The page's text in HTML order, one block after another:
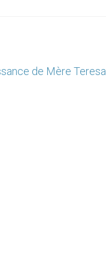
de Mère Teresa